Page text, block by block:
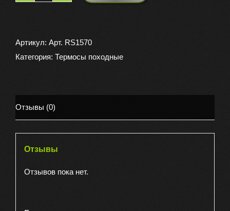
узкий
BIOSTAL
Артикул: Арт. RS1570
Категория: Термосы походные
Отзывы (0)
Отзывы
Отзывов пока нет.